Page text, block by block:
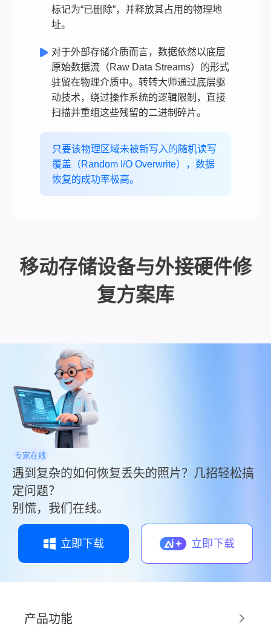
标记为“已删除”，并释放其占用的物理地
址。
对于外部存储介质而言，数据依然以底层
原始数据流（Raw Data Streams）的形式
驻留在物理介质中。转转大师通过底层驱
动技术，绕过操作系统的逻辑限制，直接
扫描并重组这些残留的二进制碎片。
只要该物理区域未被新写入的随机读写
覆盖（Random I/O Overwrite），数据
恢复的成功率极高。
移动存储设备与外接硬件修
复方案库
专家在线
遇到复杂的如何恢复丢失的照片？几招轻松搞
定问题？
别慌，我们在线。
立即下载 立即下载
产品功能